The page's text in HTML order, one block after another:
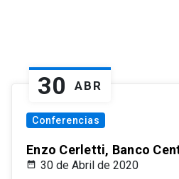
30 ABR
Conferencias
Enzo Cerletti, Banco
30 de Abril de 2020